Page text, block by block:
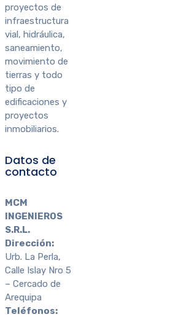
proyectos de
infraestructura
vial, hidráulica,
saneamiento,
movimiento de
tierras y todo
tipo de
edificaciones y
proyectos
inmobiliarios.
Datos de
contacto
MCM
INGENIEROS
S.R.L.
Dirección:
Urb. La Perla,
Calle Islay Nro 5
– Cercado de
Arequipa
Teléfonos: